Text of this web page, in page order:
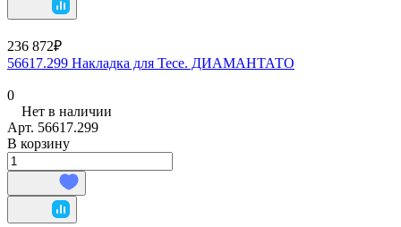
236 872₽
56617.299 Накладка для Tece. ДИАМАНТАТО
0
Нет в наличии
Арт. 56617.299
В корзину